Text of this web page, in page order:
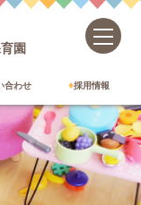
園
合わせ 採用情報